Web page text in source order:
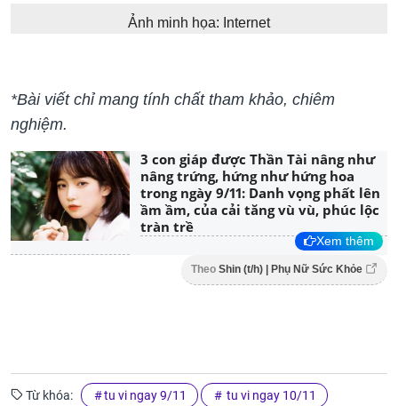
Ảnh minh họa: Internet
*Bài viết chỉ mang tính chất tham khảo, chiêm
nghiệm.
3 con giáp được Thần Tài nâng như
nâng trứng, hứng như hứng hoa
trong ngày 9/11: Danh vọng phất lên
ầm ầm, của cải tăng vù vù, phúc lộc
tràn trề
Xem thêm
Theo Shin (t/h) | Phụ Nữ Sức Khỏe
Từ khóa: tu vi ngay 9/11 tu vi ngay 10/11